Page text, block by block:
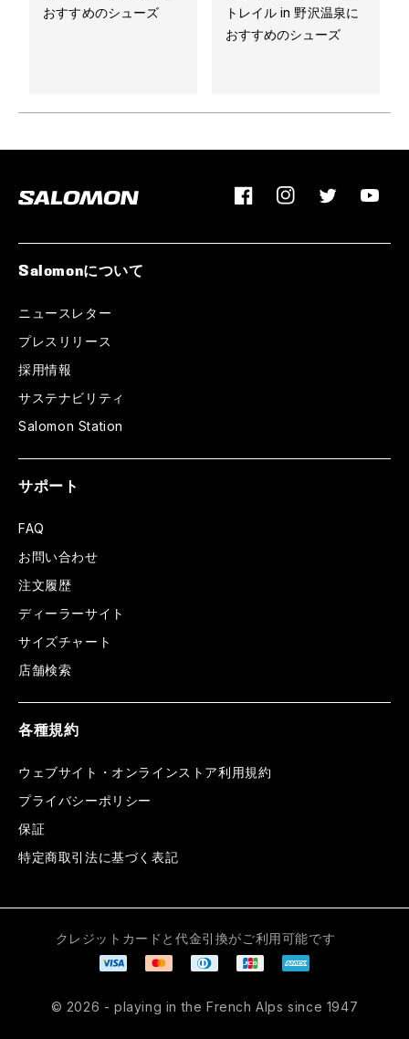
おすすめのシューズ
トレイル in 野沢温泉に
おすすめのシューズ
FacebookInstagramTwitter
Salomonについて
ニュースレター
プレスリリース
採用情報
サステナビリティ
Salomon Station
サポート
FAQ
お問い合わせ
注文履歴
ディーラーサイト
サイズチャート
店舗検索
各種規約
ウェブサイト・オンラインストア利用規約
プライバシーポリシー
保証
特定商取引法に基づく表記
© 2026 - playing in the French Alps since 1947
クレジットカードと代金引換がご利用可能です